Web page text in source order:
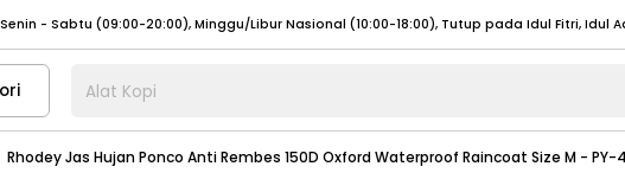
Senin - Jumat (07:00 - 20:00), Sabtu - Minggu (08:00 - 20:00), Tutup pada Idul Fitri
- Jumat (08:00 - 20:00), Sabtu - Minggu/ Libur Nasional (08:00 - 17:00) Selengkapnya
Alat Kopi
Rhodey Jas Hujan Ponco Anti Rembes 150D Oxford Waterproof Raincoat Size M - PY-